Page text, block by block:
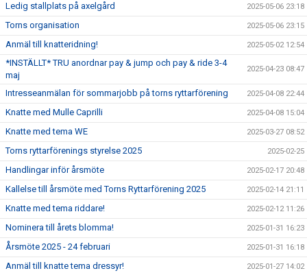
Ledig stallplats på axelgård 2025-05-06 23:18
Torns organisation 2025-05-06 23:15
Anmäl till knatteridning! 2025-05-02 12:54
*INSTÄLLT* TRU anordnar pay & jump och pay & ride 3-4
maj
2025-04-23 08:47
Intresseanmälan för sommarjobb på torns ryttarförening 2025-04-08 22:44
Knatte med Mulle Caprilli 2025-04-08 15:04
Knatte med tema WE 2025-03-27 08:52
Torns ryttarförenings styrelse 2025 2025-02-25
Handlingar inför årsmöte 2025-02-17 20:48
Kallelse till årsmöte med Torns Ryttarförening 2025 2025-02-14 21:11
Knatte med tema riddare! 2025-02-12 11:26
Nominera till årets blomma! 2025-01-31 16:23
Årsmöte 2025 - 24 februari 2025-01-31 16:18
Anmäl till knatte tema dressyr! 2025-01-27 14:02